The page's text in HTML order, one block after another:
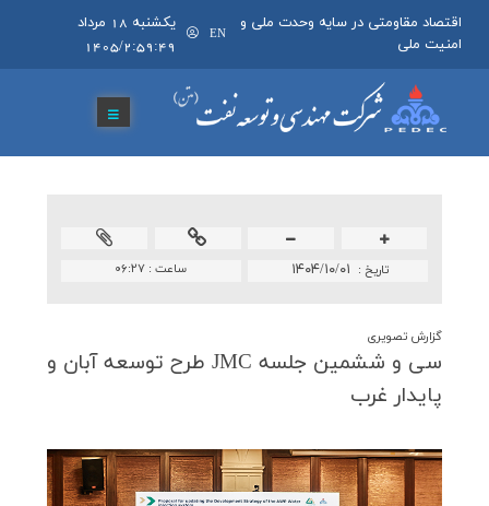
اقتصاد مقاومتی در سایه وحدت ملی و
امنیت ملی
EN
يکشنبه 18 مرداد
1405/2:59:49
ساعت : ۰۶:۲۷ تاريخ : ۱۴۰۴/۱۰/۰۱
گزارش تصويری
سی و ششمین جلسه JMC طرح توسعه آبان و
پایدار غرب